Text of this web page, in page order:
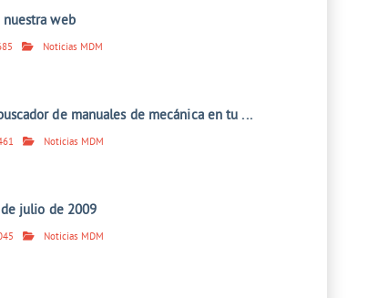
web
Noticias MDM
de manuales de mecánica en tu ...
Noticias MDM
julio de 2009
Noticias MDM